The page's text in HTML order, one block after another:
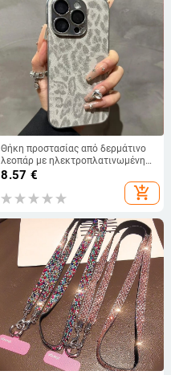
Θήκη προστασίας από δερμάτινο
λεοπάρ με ηλεκτροπλατινωμένη
επίστρωση και προστασία φακού
για iPhone 11–17 Pro/Pro Max
8.57 €
add_shopping_cart